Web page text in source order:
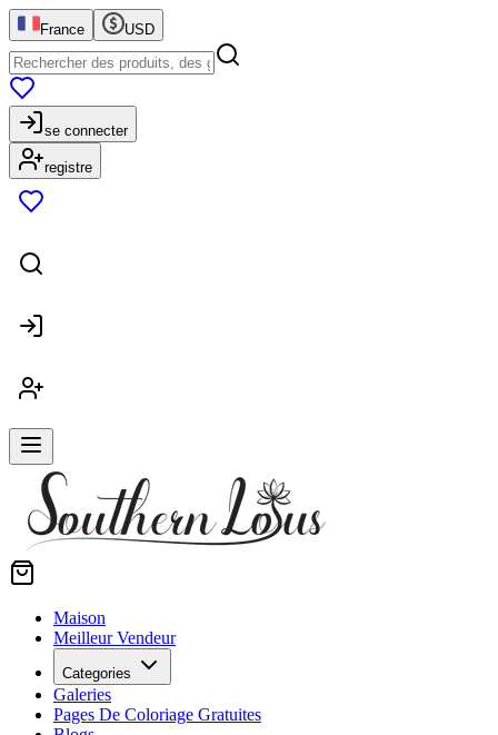
France USD
se connecter
registre
Maison
Meilleur Vendeur
Categories
Galeries
Pages De Coloriage Gratuites